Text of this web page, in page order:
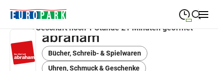
Suche schließen
Montag
MONTAG
DIENSTAG
Geschäft noch 1 Stunde 21 Minuten geöffnet
abraham
Bücher, Schreib- & Spielwaren
Uhren, Schmuck & Geschenke